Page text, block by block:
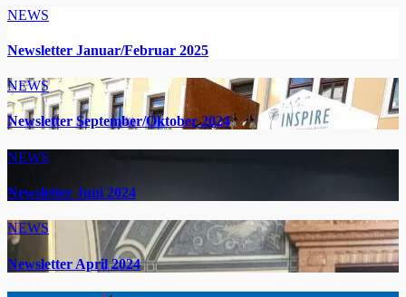
NEWS
Newsletter Januar/Februar 2025
NEWS
Newsletter September/Oktober 2024
NEWS
Newsletter Juni 2024
NEWS
Newsletter April 2024